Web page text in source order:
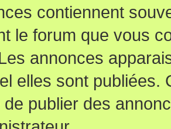
contiennent
le forum que vous
annonces
elles sont publiées.
de publier des